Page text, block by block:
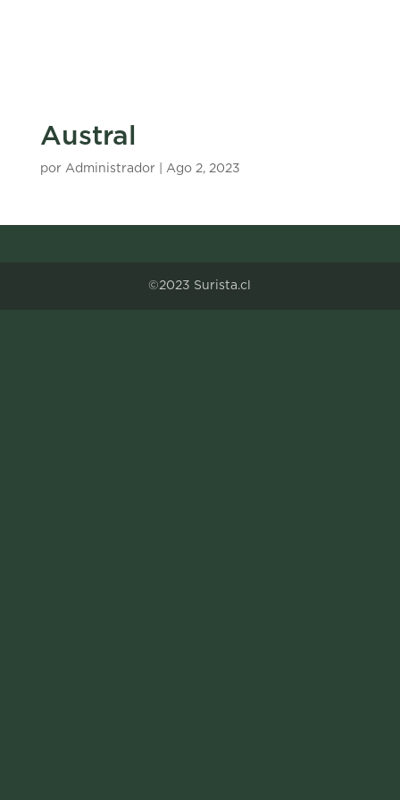
Austral
por Administrador| Ago 2, 2023
©2023 Surista.cl